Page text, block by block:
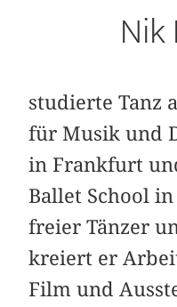
studierte Tanz
für Musik und
in Frankfurt
Ballet School
freier Tänzer
kreiert er
Film und